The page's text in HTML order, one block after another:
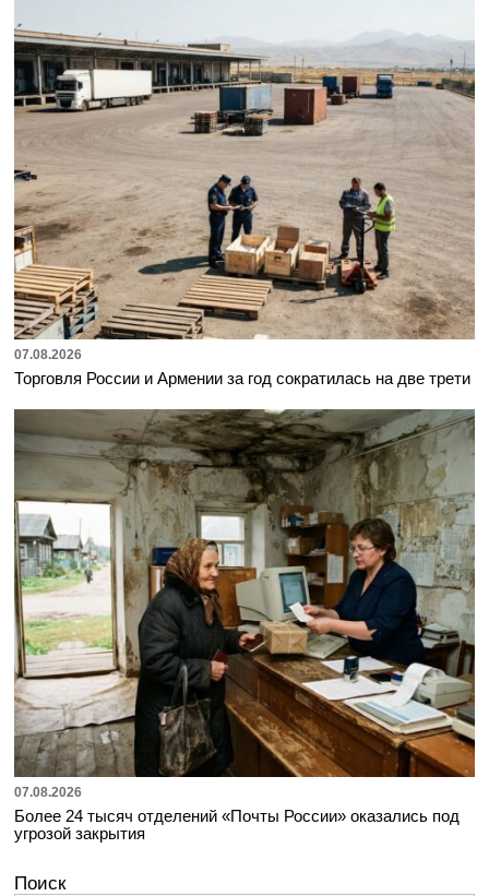
07.08.2026
Торговля России и Армении за год сократилась на две трети
07.08.2026
Более 24 тысяч отделений «Почты России» оказались под
угрозой закрытия
Поиск